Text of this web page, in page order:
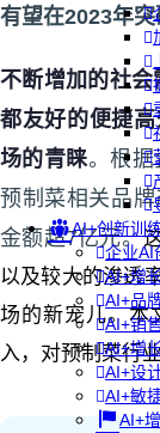
AI+创新训
企业AI
AI+增
AI+品
AI+销
AI+增
AI+设
AI+敏
AI+
有望在2023年
不断增加的社
都友好的便捷
场的青睐。根据
预制菜相关品
金额超7亿元。
以及较大的渗透
场的新宠儿。本
入，对预制菜行